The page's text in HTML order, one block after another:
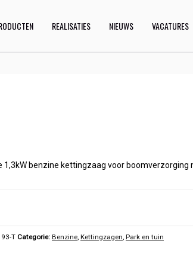
REALISATIES NIEUWS VACATURES
1,3kW benzine kettingzaag voor boomverzorging
T Categorie: Benzine, Kettingzagen, Park en tuin